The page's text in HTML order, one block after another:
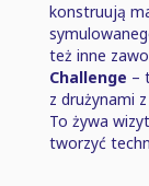
konstruują
też inne
Challenge ⁠–⁠
z drużynami
To żywa
tworzyć